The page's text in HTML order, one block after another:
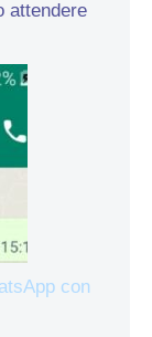
attendere
con